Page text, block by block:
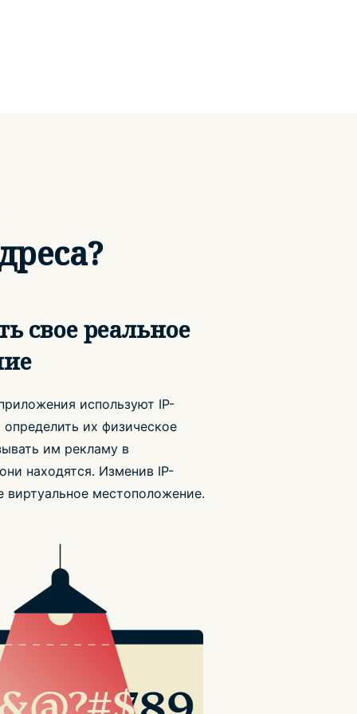
свое реальное
используют IP-
их физическое
им рекламу в
находятся. Изменив IP-
виртуальное местоположение.